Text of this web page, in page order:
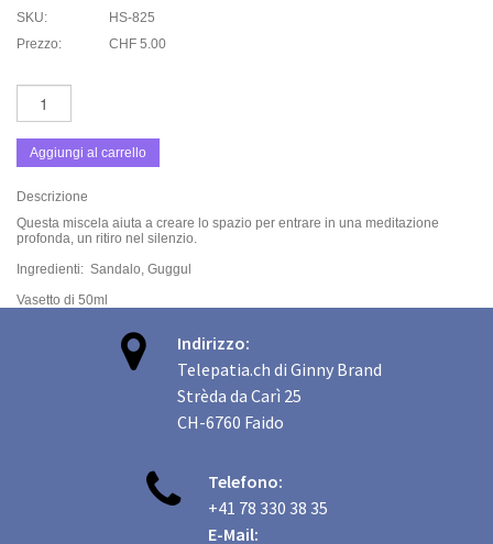
SKU:
HS-825
Prezzo:
CHF 5.00
Aggiungi al carrello
Descrizione
Questa miscela aiuta a creare lo spazio per entrare in una meditazione
profonda, un ritiro nel silenzio.
Ingredienti: Sandalo, Guggul
Vasetto di 50ml

Indirizzo:
Telepatia.ch di Ginny Brand
Strèda da Carì 25
CH-6760 Faido

Telefono:
+41 78 330 38 35
E-Mail: